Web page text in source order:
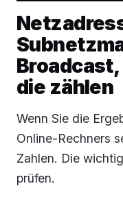
die zählen
Wenn Sie die
Online-Rechners
Zahlen. Die
prüfen.